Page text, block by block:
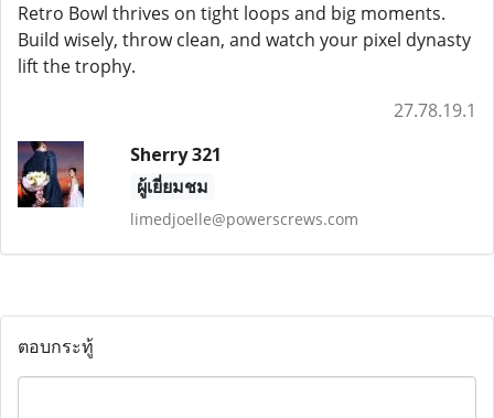
Retro Bowl thrives on tight loops and big moments.
Build wisely, throw clean, and watch your pixel dynasty
lift the trophy.
27.78.19.1
Sherry 321
ผู้เยี่ยมชม
limedjoelle@powerscrews.com
ตอบกระทู้